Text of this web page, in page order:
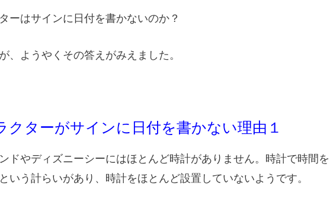
ーはサインに日付を書かないのか？
、ようやくその答えがみえました。
クターがサインに日付を書かない理由１
ドやディズニーシーにはほとんど時計がありません。時計で時間を
いう計らいがあり、時計をほとんど設置していないようです。